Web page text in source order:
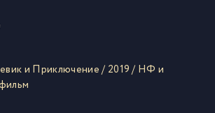
и Приключение/ 2019/ НФ и